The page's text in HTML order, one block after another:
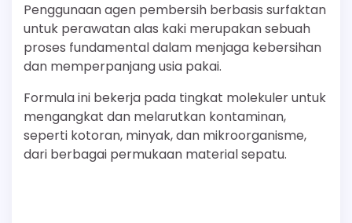
Penggunaan agen pembersih berbasis surfaktan
untuk perawatan alas kaki merupakan sebuah
proses fundamental dalam menjaga kebersihan
dan memperpanjang usia pakai.
Formula ini bekerja pada tingkat molekuler untuk
mengangkat dan melarutkan kontaminan,
seperti kotoran, minyak, dan mikroorganisme,
dari berbagai permukaan material sepatu.